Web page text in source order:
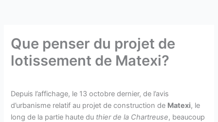
Que penser du projet de
lotissement de Matexi?
Depuis l’affichage, le 13 octobre dernier, de l’avis
d’urbanisme relatif au projet de construction de Matexi, le
long de la partie haute du thier de la Chartreuse, beaucoup